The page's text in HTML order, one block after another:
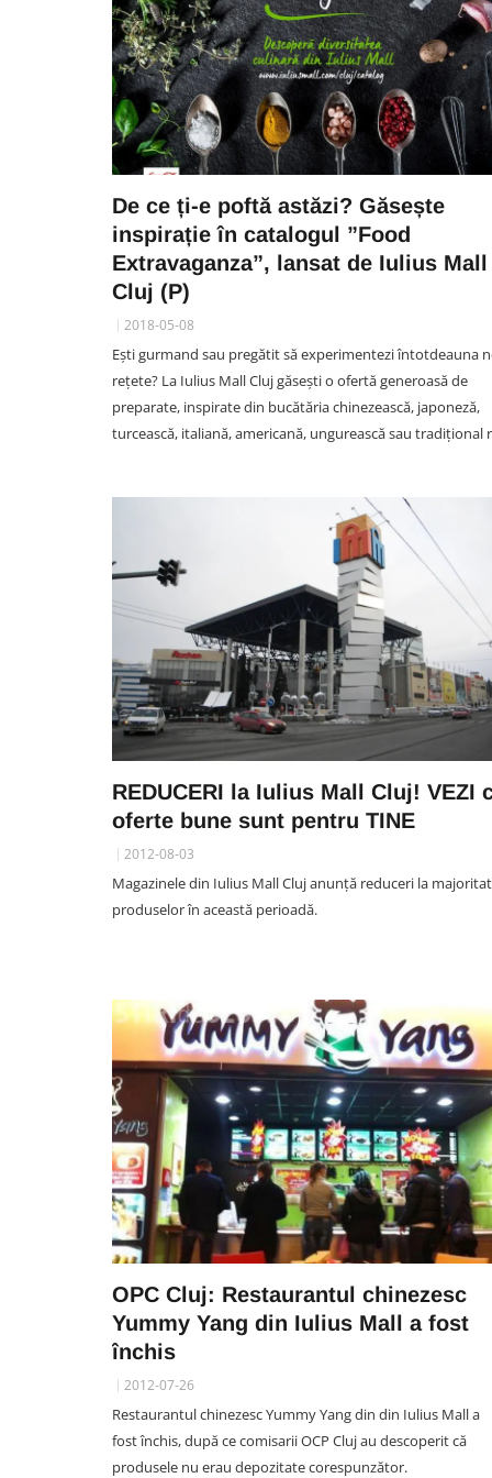
De ce ți-e poftă astăzi? Găsește
inspirație în catalogul ”Food
Extravaganza”, lansat de Iulius Mall
Cluj (P)
2018-05-08
Ești gurmand sau pregătit să experimentezi întotdeauna
rețete? La Iulius Mall Cluj găsești o ofertă generoasă de
preparate, inspirate din bucătăria chinezească, japoneză,
turcească, italiană, americană, ungurească sau tradițional
REDUCERI la Iulius Mall Cluj! VEZI
oferte bune sunt pentru TINE
2012-08-03
Magazinele din Iulius Mall Cluj anunță reduceri la
produselor în această perioadă.
OPC Cluj: Restaurantul chinezesc
Yummy Yang din Iulius Mall a fost
închis
2012-07-26
Restaurantul chinezesc Yummy Yang din din Iulius Mall a
fost închis, după ce comisarii OCP Cluj au descoperit că
produsele nu erau depozitate corespunzător.
SOCIAL
Locuitorii din Mărăști cer
intervenția autorităților: „Nu
07 August 09:41